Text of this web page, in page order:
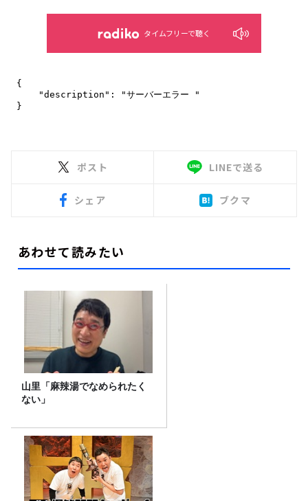
タイムフリーで聴く
ポスト LINEで送る
シェア ブクマ
あわせて読みたい
山里「麻辣湯でなめられたく
ない」